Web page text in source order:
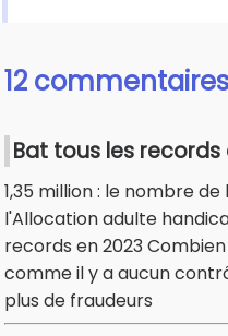
12 commentaires
Bat tous les records
1,35 million : le nombre
l'Allocation adulte
records en 2023
comme il y a aucun
plus de fraudeurs